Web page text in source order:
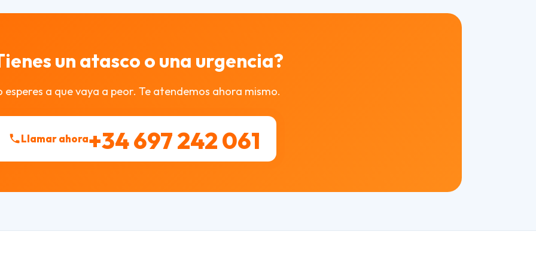
un atasco o una urgencia?
esperes a que vaya a peor. Te atendemos ahora mismo.
Llamar ahora+34 697 242 061